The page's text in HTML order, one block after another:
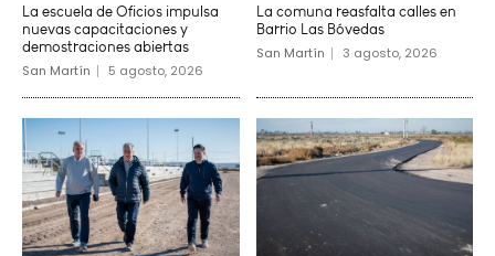
La escuela de Oficios impulsa
nuevas capacitaciones y
demostraciones abiertas
San Martín 5 agosto, 2026
La comuna reasfalta calles en
Barrio Las Bóvedas
San Martín 3 agosto, 2026